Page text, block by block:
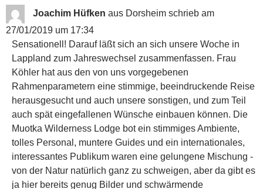
Joachim Hüfken aus Dorsheim schrieb am
27/01/2019 um 17:34
Sensationell! Darauf läßt sich an sich unsere Woche in
Lappland zum Jahreswechsel zusammenfassen. Frau
Köhler hat aus den von uns vorgegebenen
Rahmenparametern eine stimmige, beeindruckende Reise
herausgesucht und auch unsere sonstigen, und zum Teil
auch spät eingefallenen Wünsche einbauen können. Die
Muotka Wilderness Lodge bot ein stimmiges Ambiente,
tolles Personal, muntere Guides und ein internationales,
interessantes Publikum waren eine gelungene Mischung -
von der Natur natürlich ganz zu schweigen, aber da gibt es
ja hier bereits genug Bilder und schwärmende